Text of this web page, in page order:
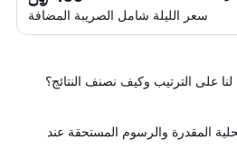
سعر الليلة شامل الصريبة المضافة
لنا على الترتيب وكيف نصنف النتائج؟
المقدرة والرسوم المستحقة عند